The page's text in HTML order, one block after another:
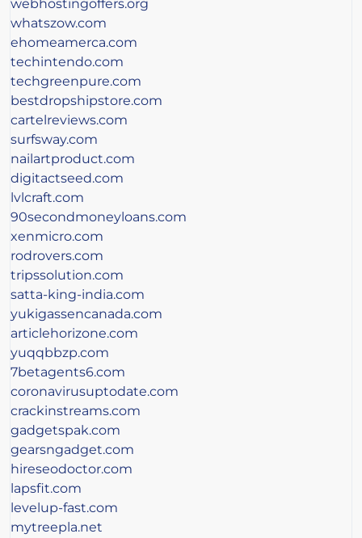
webhostingoffers.org
whatszow.com
ehomeamerca.com
techintendo.com
techgreenpure.com
bestdropshipstore.com
cartelreviews.com
surfsway.com
nailartproduct.com
digitactseed.com
lvlcraft.com
90secondmoneyloans.com
xenmicro.com
rodrovers.com
tripssolution.com
satta-king-india.com
yukigassencanada.com
articlehorizone.com
yuqqbbzp.com
7betagents6.com
coronavirusuptodate.com
crackinstreams.com
gadgetspak.com
gearsngadget.com
hireseodoctor.com
lapsfit.com
levelup-fast.com
mytreepla.net